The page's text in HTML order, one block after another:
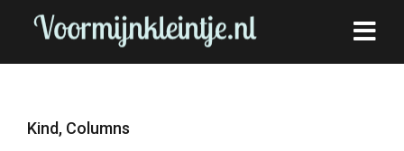
Kind, Columns